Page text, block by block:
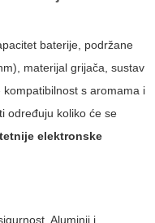
baterije, podržane
materijal grijača, sustav
s aromama i
određuju koliko će se
elektronske
Aluminij i